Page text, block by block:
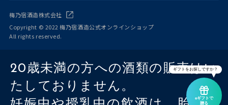
梅乃宿酒造株式会社
Copyright © 2022 梅乃宿酒造公式オンラインショップ
All rights reserved.
20歳未満の方への酒類の販売はい
たしておりません。
eギフトで
贈る
ギフトをお探しですか？